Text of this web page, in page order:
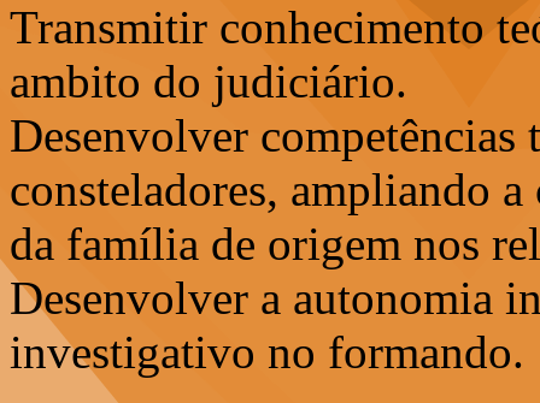
Transmitir conhecimento
ambito do judiciário.
Desenvolver competências
consteladores, ampliando
da família de origem nos
Desenvolver a autonomia
investigativo no formando.